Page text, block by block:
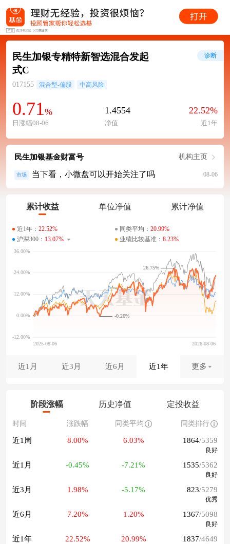
民生加银专精特新智选混合发起
式C
017155 混合型-偏股 中高风险
0.71 %
日涨幅08-06
1.4554
净值
22.52%
近1年
诊断
民生加银基金财富号 机构主页
市场 当下看，小微盘可以开始关注了吗 08-06
累计收益 单位净值 累计净值
近1年： 22.52% 同类平均： 20.99%
沪深300： 13.07% 业绩比较基准： 8.23%
-0.26%
26.75%
近1月 近3月 近6月 近1年 更多
阶段涨幅 历史净值 定投收益
时间 涨跌幅 同类平均 同类排行
近1周 8.00% 6.03% 1864/5359
良好
近1月 -0.45% -7.21% 1535/5362
良好
近3月 1.98% -5.17% 823/5279
优秀
近6月 7.20% 1.20% 1367/5098
良好
近1年 22.52% 20.99% 1837/4649